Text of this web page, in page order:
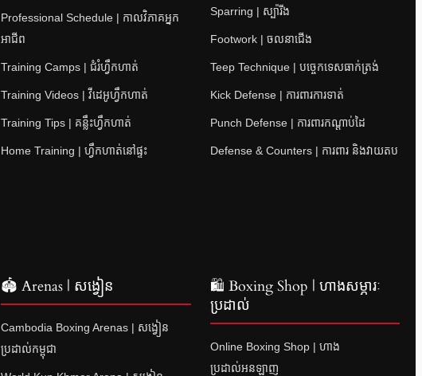
Professional Schedule | កាលវិភាគអ្នក
អាជីព
Training Camps | ជំរំហ្វឹកហាត់
Training Videos | វីដេអូហ្វឹកហាត់
Training Tips | គន្លឹះហ្វឹកហាត់
Home Training | ហ្វឹកហាត់នៅផ្ទះ
Sparring | ស្ប៉ារីង
Footwork | ចលនាជើង
Teep Technique | បច្ចេកទេសធាក់ត្រង់
Kick Defense | ការពារការទាត់
Punch Defense | ការពារកណ្តាប់ដៃ
Defense & Counters | ការពារ និងវាយតប
🏟 Arenas | សង្វៀន
Cambodia Boxing Arenas | សង្វៀន
ប្រដាល់កម្ពុជា
🛍 Boxing Shop | ហាងសម្ភារៈ
ប្រដាល់
Online Boxing Shop | ហាង
ប្រដាល់អនឡាញ